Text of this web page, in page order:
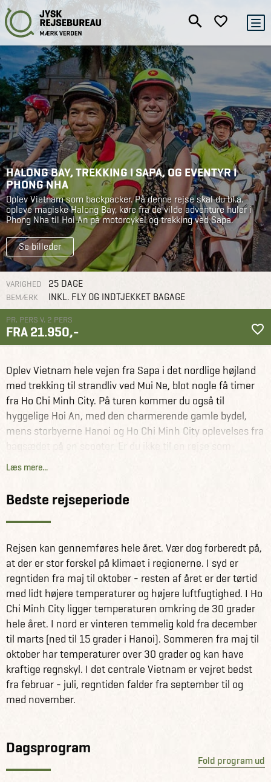
HALONG BAY, TREKKING I SAPA, OG EVENTYR I
PHONG NHA
Oplev Vietnam som backpacker. På denne rejse skal du bl.a.
opleve magiske Halong Bay, køre fra de vilde adventure huler i
Phong Nha til Hoi An på motorcykel og trekking ved Sapa.
Se billeder
VARIGHED 25 DAGE
BEMÆRK INKL. FLY OG INDTJEKKET BAGAGE
PR. PERS V. 2 PERS
FRA 21.950,-
Oplev Vietnam hele vejen fra Sapa i det nordlige højland
med trekking til strandliv ved Mui Ne, blot nogle få timer
fra Ho Chi Minh City. På turen kommer du også til
hyggelige Hoi An, med den charmerende gamle bydel,
mens storbyerne Hanoi og Ho Chi Minh City oplevelses fra
bagsædet på en scooter. Er du ikke til en rejse som
backpacker – fortvivl ikke! Rejsen kan snildt laves med
vildeste oplevelser, så kan det sagtens lade sig gøre, uden
at du går glip af de mange herlige eventyr Vietnam byder
på.
Få information og fakta om Vietnam her
Se alle vores andre fantastiske rejseforslag på Vietnam
her
Læs mere...
Bedste rejseperiode
Rejsen kan gennemføres hele året. Vær dog forberedt på,
at der er stor forskel på klimaet i regionerne. I syd er
regntiden fra maj til oktober - resten af året er der tørtid
med lidt højere temperaturer og højere luftfugtighed. I Ho
Chi Minh City ligger temperaturen omkring de 30 grader
hele året. I nord er vinteren temmelig kold fra december
til marts (ned til 15 grader i Hanoi). Sommeren fra maj til
oktober har temperaturer over 30 grader og kan have
kraftige regnskyl. I det centrale Vietnam er vejret bedst
fra februar - juli, regntiden falder fra september til og
med november.
Dagsprogram
Fold program ud